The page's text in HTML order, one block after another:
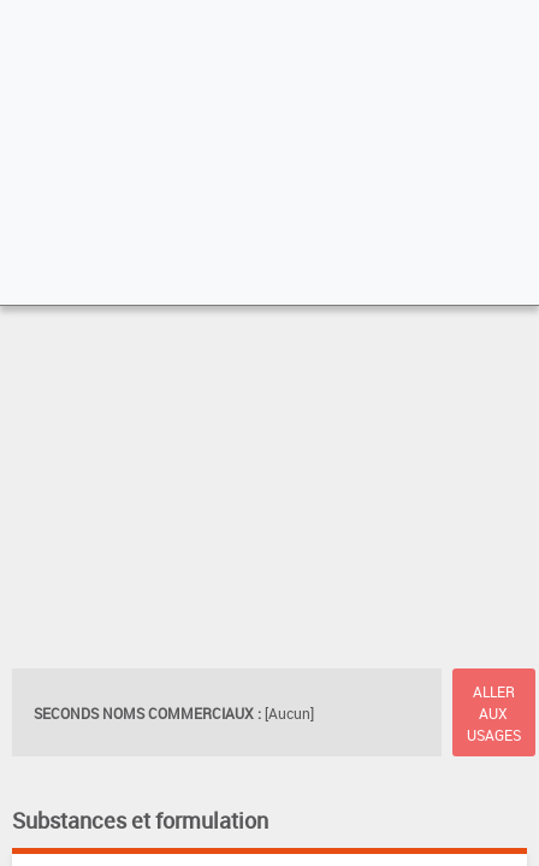
SECONDS NOMS COMMERCIAUX : [Aucun]
ALLER
AUX
USAGES
Substances et formulation